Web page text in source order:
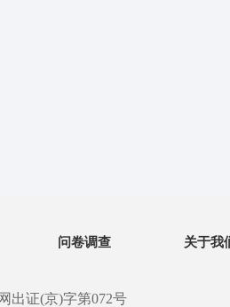
问卷调查 关于我
出证(京)字第072号